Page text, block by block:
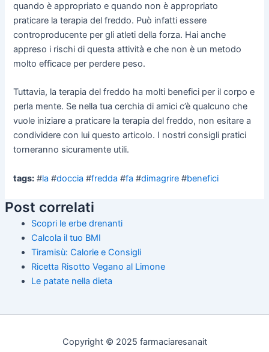
quando è appropriato e quando non è appropriato
praticare la terapia del freddo. Può infatti essere
controproducente per gli atleti della forza. Hai anche
appreso i rischi di questa attività e che non è un metodo
molto efficace per perdere peso.
Tuttavia, la terapia del freddo ha molti benefici per il corpo e
perla mente. Se nella tua cerchia di amici c’è qualcuno che
vuole iniziare a praticare la terapia del freddo, non esitare a
condividere con lui questo articolo. I nostri consigli pratici
torneranno sicuramente utili.
tags: #la #doccia #fredda #fa #dimagrire #benefici
Post correlati
Scopri le erbe drenanti
Calcola il tuo BMI
Tiramisù: Calorie e Consigli
Ricetta Risotto Vegano al Limone
Le patate nella dieta
Copyright © 2025 farmaciaresanait